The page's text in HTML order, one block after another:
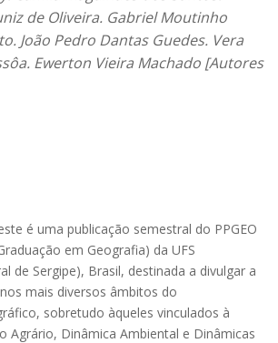
de Oliveira. Gabriel Moutinho
João Pedro Dantas Guedes. Vera
Ewerton Vieira Machado [Autores
é uma publicação semestral do PPGEO
em Geografia) da UFS
de Sergipe), Brasil, destinada a divulgar a
mais diversos âmbitos do
sobretudo àqueles vinculados à
Agrário, Dinâmica Ambiental e Dinâmicas